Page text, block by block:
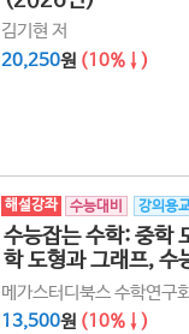
김기현 저
20,250원 (10%↓)
해설강좌 수능대비 강의용
수능잡는 수학: 중학
학 도형과 그래프, 수
리마인드 특강)
메가스터디북스 수학연구
13,500원 (10%↓)